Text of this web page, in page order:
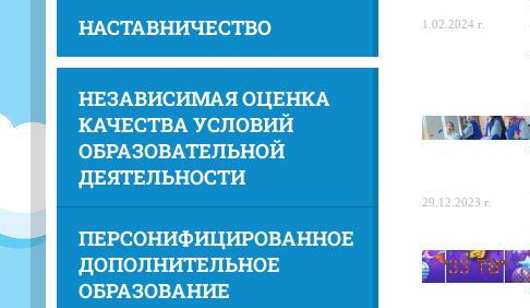
НАСТАВНИЧЕСТВО
НЕЗАВИСИМАЯ ОЦЕНКА
КАЧЕСТВА УСЛОВИЙ
ОБРАЗОВАТЕЛЬНОЙ
ДЕЯТЕЛЬНОСТИ
ПЕРСОНИФИЦИРОВАННОЕ
ДОПОЛНИТЕЛЬНОЕ
ОБРАЗОВАНИЕ
1.02.2024 г.
29.12.2023 г.